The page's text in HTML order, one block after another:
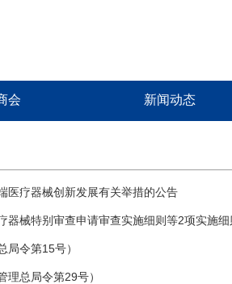
会 新闻动态
医疗器械创新发展有关举措的公告
械特别审查申请审查实施细则等2项实施细
局令第15号）
理总局令第29号）